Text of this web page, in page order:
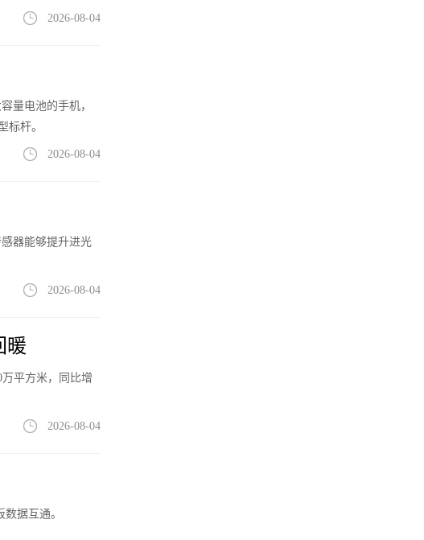
2026-08-04
量电池的手机，
标杆。
2026-08-04
器能够提升进光
2026-08-04
暖
平方米，同比增
2026-08-04
据互通。